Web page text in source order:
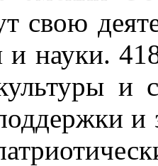
свою
науки.
и